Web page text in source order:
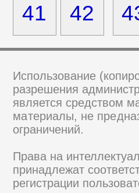
41 42
Использование
разрешения
является средством
материалы, не
ограничений.
Права на
принадлежат
регистрации